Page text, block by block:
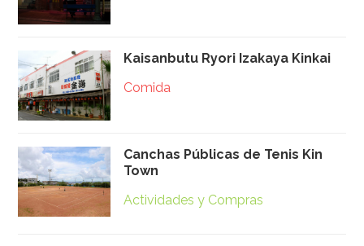
Kaisanbutu Ryori Izakaya Kinkai
Comida
Canchas Públicas de Tenis Kin
Town
Actividades y Compras